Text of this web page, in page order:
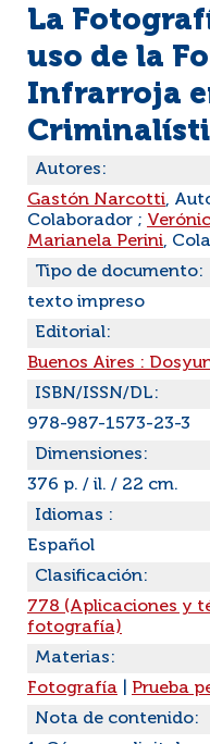
La
uso de la
Infrarroja
Autores:
Gastón Narcotti,
Colaborador ;
Marianela Perini,
Tipo de documento:
texto impreso
Editorial:
Buenos Aires :
ISBN/ISSN/DL:
978-987-1573-23-3
Dimensiones:
376 p. / il. / 22 cm.
Idiomas :
Español
Clasificación:
778 (Aplicaciones y
fotografía)
Materias:
Fotografía
Prueba
Nota de contenido: